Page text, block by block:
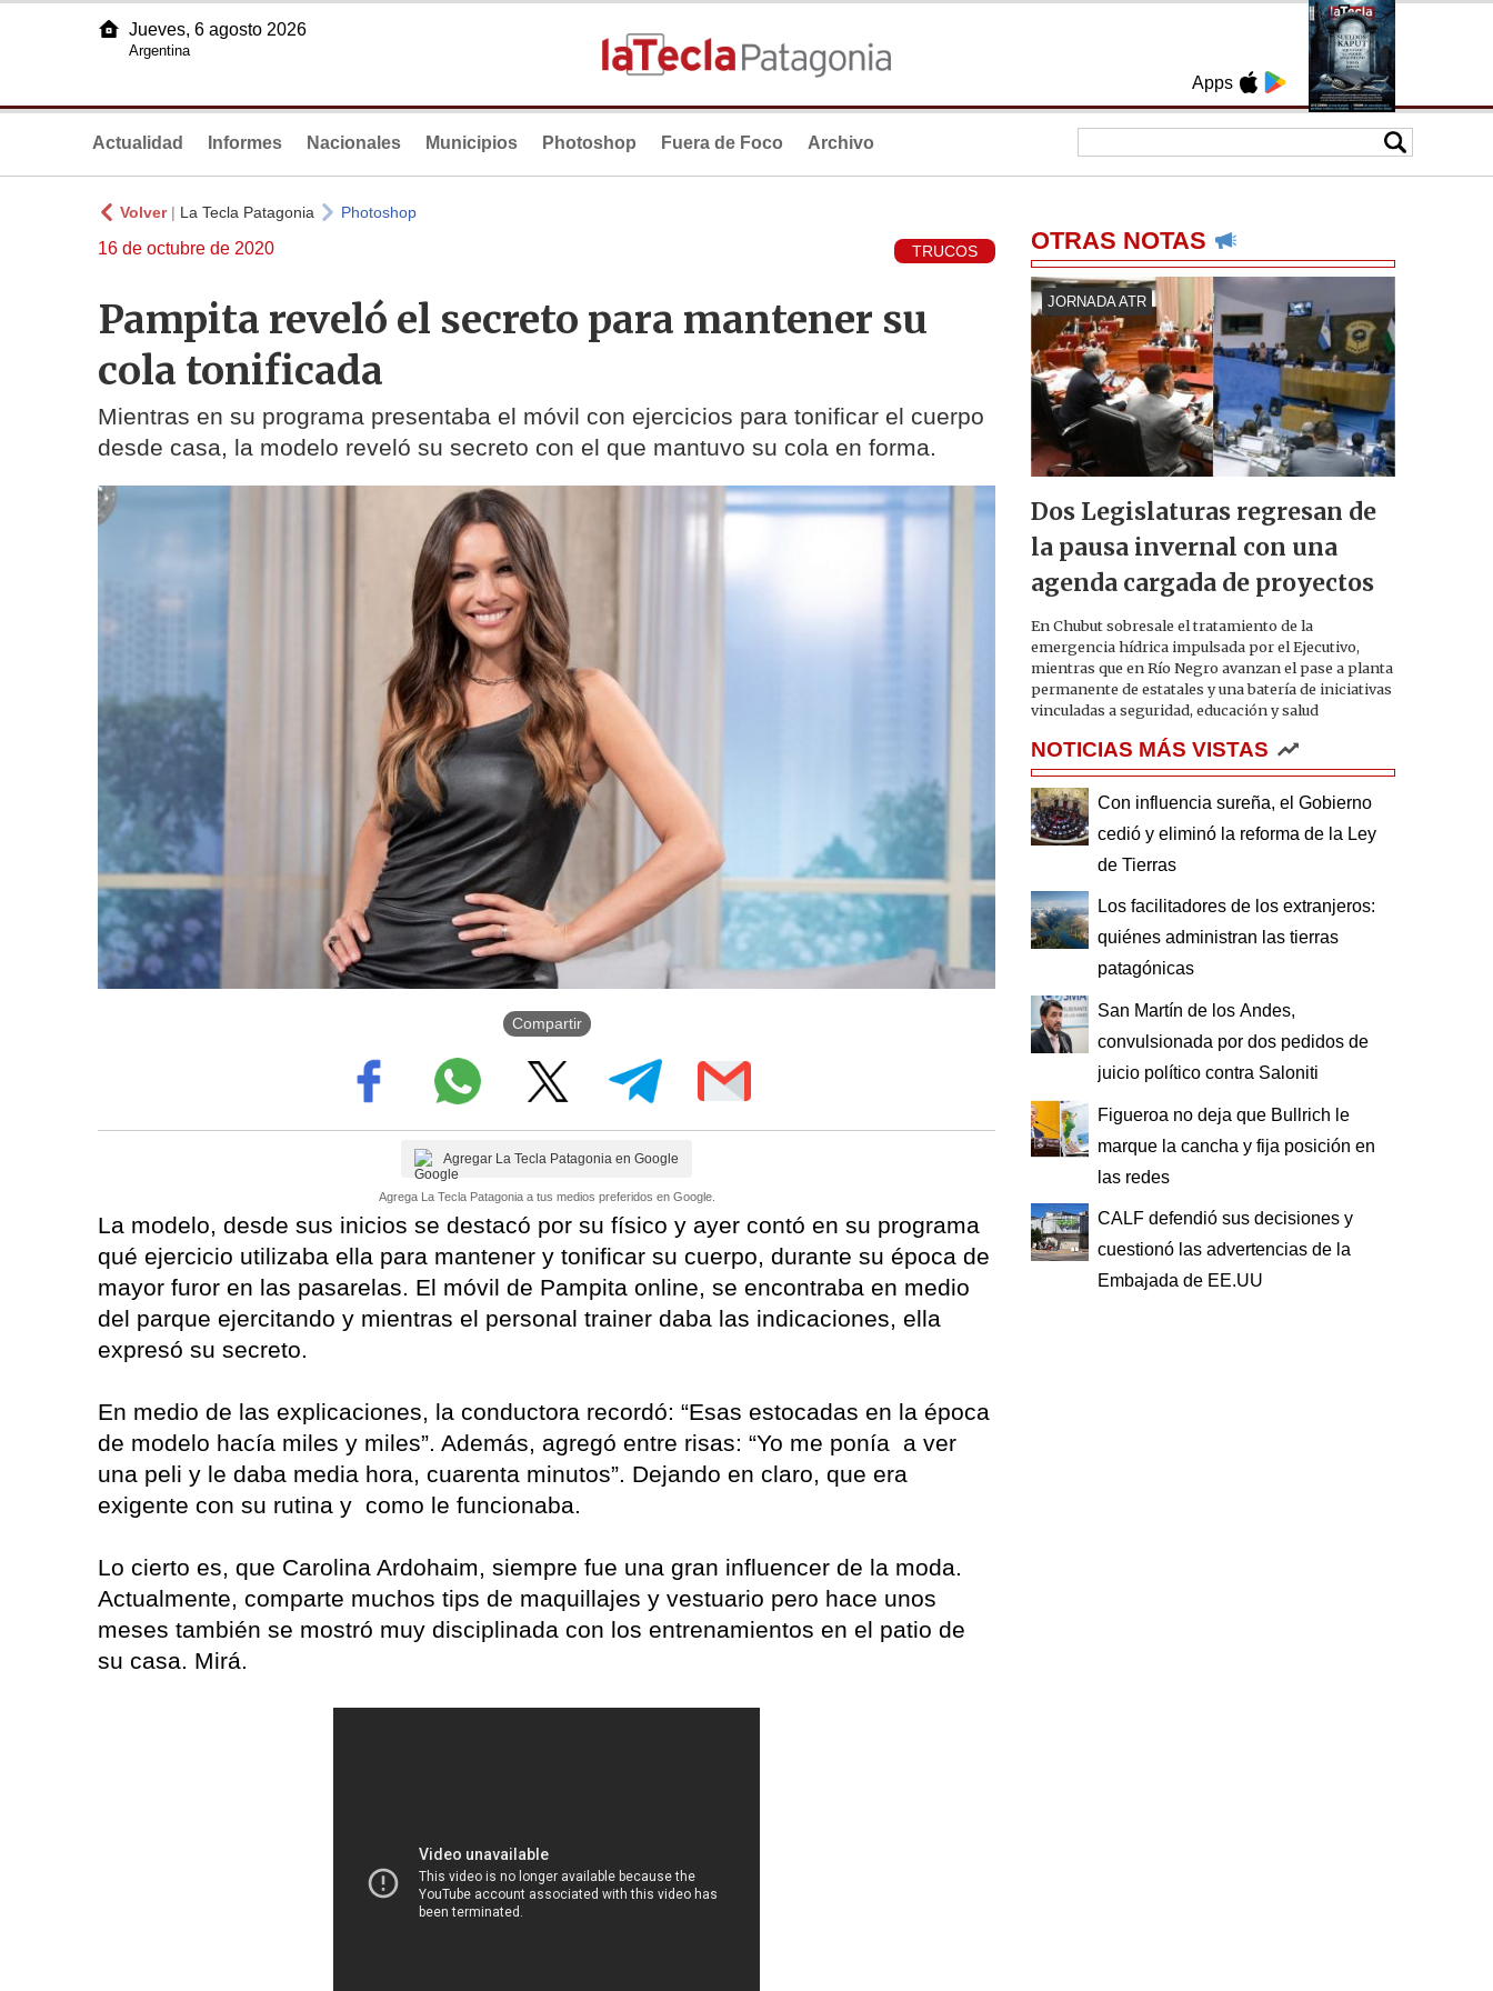
Apps
Jueves, 6 agosto 2026
Argentina
Actualidad Informes Nacionales Municipios Photoshop Fuera de Foco Archivo
Volver| La Tecla Patagonia Photoshop
16 de octubre de 2020 TRUCOS
Pampita reveló el secreto para mantener su
cola tonificada
Mientras en su programa presentaba el móvil con ejercicios para tonificar el cuerpo
desde casa, la modelo reveló su secreto con el que mantuvo su cola en forma.
Compartir
Agregar La Tecla Patagonia en Google
Agrega La Tecla Patagonia a tus medios preferidos en Google.
La modelo, desde sus inicios se destacó por su físico y ayer contó en su programa
qué ejercicio utilizaba ella para mantener y tonificar su cuerpo, durante su época de
mayor furor en las pasarelas. El móvil de Pampita online, se encontraba en medio
del parque ejercitando y mientras el personal trainer daba las indicaciones, ella
expresó su secreto.
En medio de las explicaciones, la conductora recordó: “Esas estocadas en la época
de modelo hacía miles y miles”. Además, agregó entre risas: “Yo me ponía a ver
una peli y le daba media hora, cuarenta minutos”. Dejando en claro, que era
exigente con su rutina y como le funcionaba.
Lo cierto es, que Carolina Ardohaim, siempre fue una gran influencer de la moda.
Actualmente, comparte muchos tips de maquillajes y vestuario pero hace unos
meses también se mostró muy disciplinada con los entrenamientos en el patio de
su casa. Mirá.
OTRAS NOTAS
JORNADA ATR
Dos Legislaturas regresan de
la pausa invernal con una
agenda cargada de proyectos
En Chubut sobresale el tratamiento de la
emergencia hídrica impulsada por el Ejecutivo,
mientras que en Río Negro avanzan el pase a planta
permanente de estatales y una batería de iniciativas
vinculadas a seguridad, educación y salud
NOTICIAS MÁS VISTAS
Con influencia sureña, el Gobierno
cedió y eliminó la reforma de la Ley
de Tierras
Los facilitadores de los extranjeros:
quiénes administran las tierras
patagónicas
San Martín de los Andes,
convulsionada por dos pedidos de
juicio político contra Saloniti
Figueroa no deja que Bullrich le
marque la cancha y fija posición en
las redes
CALF defendió sus decisiones y
cuestionó las advertencias de la
Embajada de EE.UU